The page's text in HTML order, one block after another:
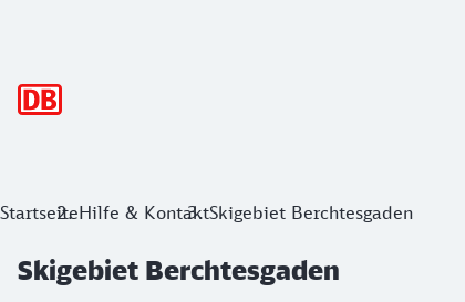
StartseiteHilfe & KontaktSkigebiet Berchtesgaden
Skigebiet Berchtesgaden